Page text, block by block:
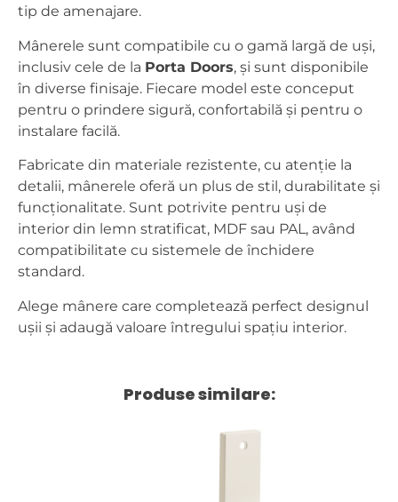
tip de amenajare.
Mânerele sunt compatibile cu o gamă largă de uși,
inclusiv cele de la Porta Doors, și sunt disponibile
în diverse finisaje. Fiecare model este conceput
pentru o prindere sigură, confortabilă și pentru o
instalare facilă.
Fabricate din materiale rezistente, cu atenție la
detalii, mânerele oferă un plus de stil, durabilitate și
funcționalitate. Sunt potrivite pentru uși de
interior din lemn stratificat, MDF sau PAL, având
compatibilitate cu sistemele de închidere
standard.
Alege mânere care completează perfect designul
ușii și adaugă valoare întregului spațiu interior.
Produse similare: